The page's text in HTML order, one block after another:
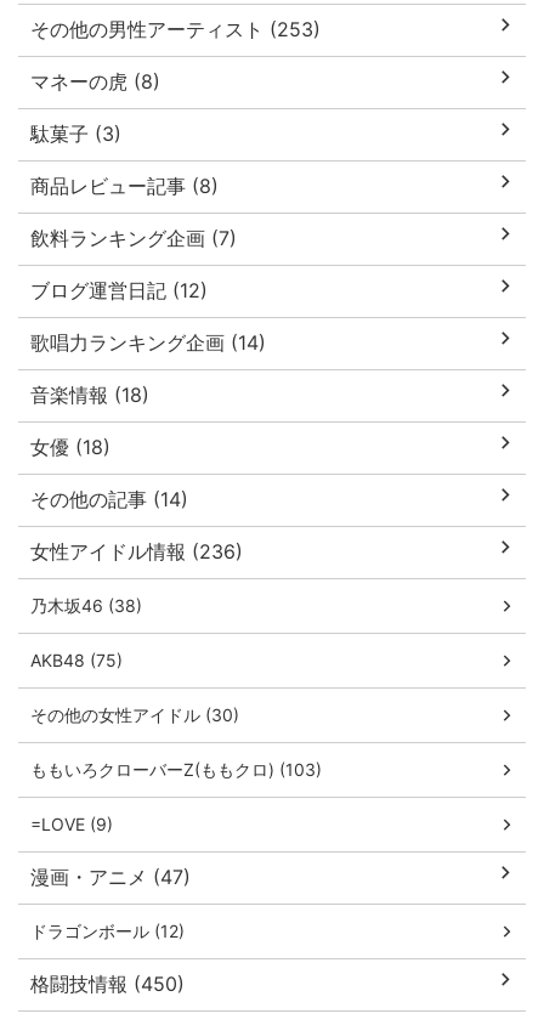
その他の男性アーティスト (253)
マネーの虎 (8)
駄菓子 (3)
商品レビュー記事 (8)
飲料ランキング企画 (7)
ブログ運営日記 (12)
歌唱力ランキング企画 (14)
音楽情報 (18)
女優 (18)
その他の記事 (14)
女性アイドル情報 (236)
乃木坂46 (38)
AKB48 (75)
その他の女性アイドル (30)
ももいろクローバーZ(ももクロ) (103)
=LOVE (9)
漫画・アニメ (47)
ドラゴンボール (12)
格闘技情報 (450)